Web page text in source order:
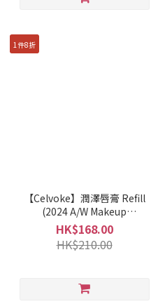
1件8折
【Celvoke】潤澤唇膏 Refill
(2024 A/W Makeup
Collection)
HK$168.00
HK$210.00